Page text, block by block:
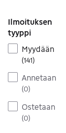
Ilmoituksen
tyyppi
Myydään
(141)
Annetaan
(0)
Ostetaan
(0)